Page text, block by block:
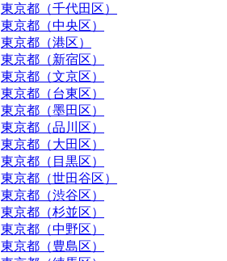
東京都（千代田区）
東京都（中央区）
東京都（港区）
東京都（新宿区）
東京都（文京区）
東京都（台東区）
東京都（墨田区）
東京都（品川区）
東京都（大田区）
東京都（目黒区）
東京都（世田谷区）
東京都（渋谷区）
東京都（杉並区）
東京都（中野区）
東京都（豊島区）